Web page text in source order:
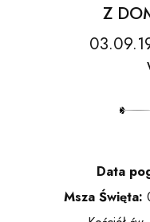
Z
Data
Msza Święta: